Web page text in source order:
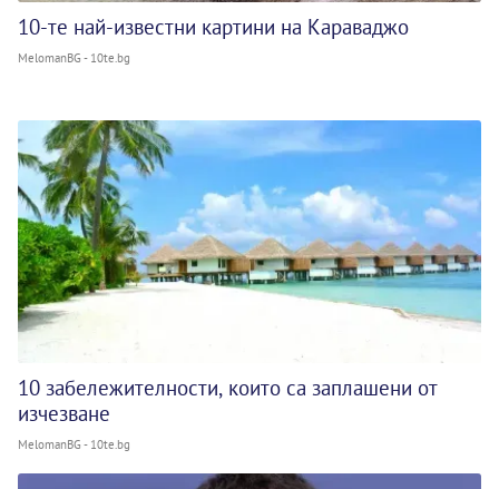
10-те най-известни картини на Караваджо
MelomanBG - 10te.bg
10 забележителности, които са заплашени от
изчезване
MelomanBG - 10te.bg